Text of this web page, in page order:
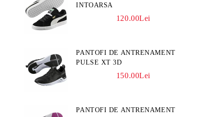
INTOARSA
120.00Lei
PANTOFI DE ANTRENAMENT
PULSE XT 3D
150.00Lei
PANTOFI DE ANTRENAMENT